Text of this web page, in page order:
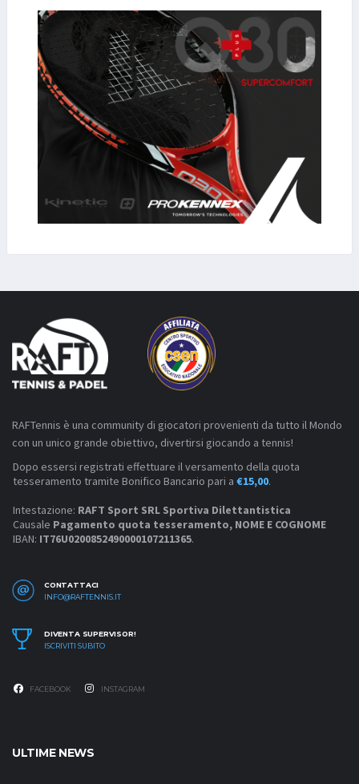
RAFTennis è una community di giocatori provenienti da tutto il Mondo
con un unico grande obiettivo, divertirsi giocando a tennis!
Dopo essersi registrati effettuare il versamento della quota
tesseramento tramite Bonifico Bancario pari a €15,00.
Intestazione: RAFT Sport SRL Sportiva Dilettantistica
Causale Pagamento quota tesseramento, NOME E COGNOME
IBAN: IT76U0200852490000107211365.
CONTATTACI
INFO@RAFTENNIS.IT
DIVENTA SUPERVISOR!
ISCRIVITI SUBITO
FACEBOOK INSTAGRAM
ULTIME NEWS